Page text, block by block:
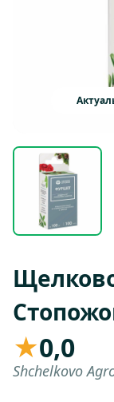
★0,0
Shchelkovo